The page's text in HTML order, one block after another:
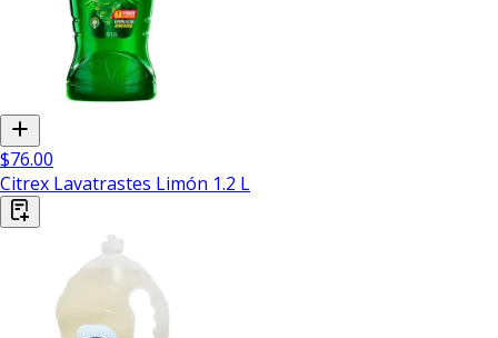
$76.00
Citrex Lavatrastes Limón 1.2 L